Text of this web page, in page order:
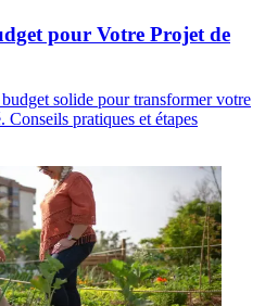
pour Votre Projet de
solide pour transformer votre
pratiques et étapes